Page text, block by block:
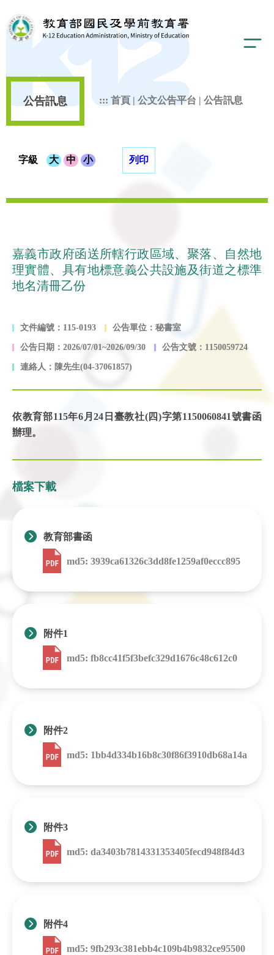
公告訊息 ::: 首頁 | 公文公告平台 | 公告訊息
字級 大 中 小 列印
嘉義市政府函送所轄行政區域、聚落、自然地
理實體、具有地標意義公共設施及街道之標準
地名清冊乙份
文件編號：115-0193 公告單位：秘書室
公告日期：2026/07/01~2026/09/30 公告文號：1150059724
連絡人：陳先生(04-37061857)
依教育部115年6月24日臺教社(四)字第1150060841號書函
辦理。
檔案下載
教育部書函
md5: 3939ca61326c3dd8fe1259af0eccc895
附件1
md5: fb8cc41f5f3befc329d1676c48c612c0
附件2
md5: 1bb4d334b16b8c30f86f3910db68a14a
附件3
md5: da3403b7814331353405fecd948f84d3
附件4
md5: 9fb293c381ebb4c109b4b9832ce95500